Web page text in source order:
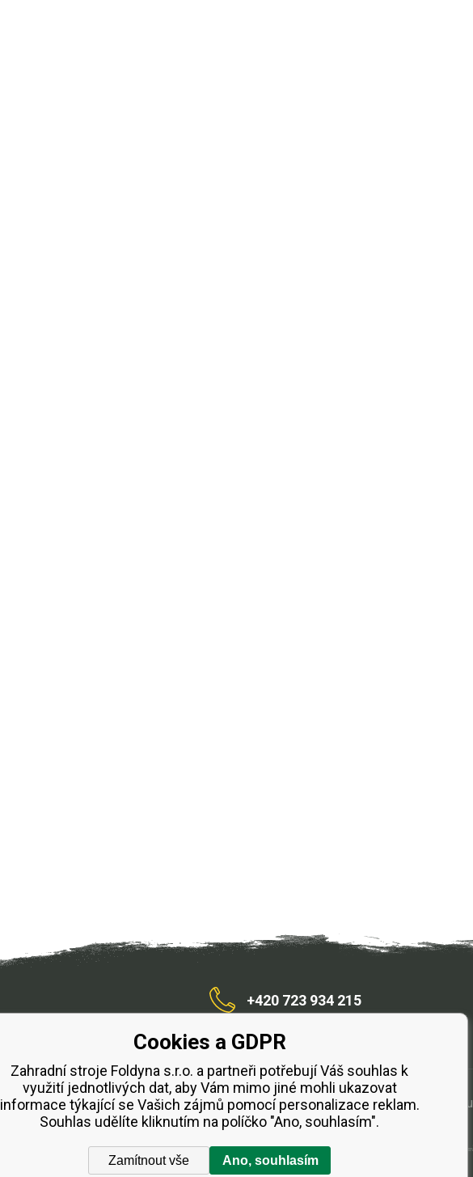
/zahradnístroje
+420 723 934 215
Obchodní podmínky Splátkový prodej ESSOX Půjčovna vertikutátoru
Cookies a GDPR
Zahradní stroje Foldyna s.r.o. a partneři potřebují Váš souhlas k
využití jednotlivých dat, aby Vám mimo jiné mohli ukazovat
informace týkající se Vašich zájmů pomocí personalizace reklam.
Souhlas udělíte kliknutím na políčko "Ano, souhlasím".
Zamítnout vše Ano, souhlasím